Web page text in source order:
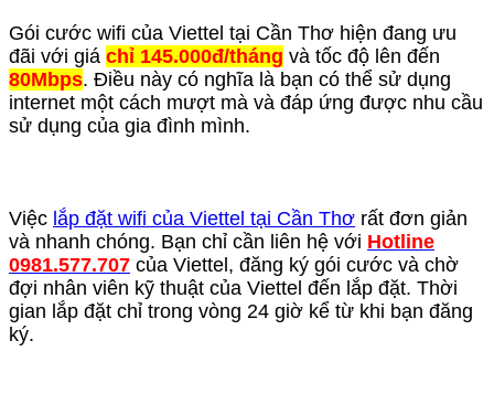
Gói cước wifi của Viettel tại Cần Thơ hiện đang ưu
đãi với giá chỉ 145.000đ/tháng và tốc độ lên đến
80Mbps. Điều này có nghĩa là bạn có thể sử dụng
internet một cách mượt mà và đáp ứng được nhu cầu
sử dụng của gia đình mình.
Việc lắp đặt wifi của Viettel tại Cần Thơ rất đơn giản
và nhanh chóng. Bạn chỉ cần liên hệ với Hotline
0981.577.707 của Viettel, đăng ký gói cước và chờ
đợi nhân viên kỹ thuật của Viettel đến lắp đặt. Thời
gian lắp đặt chỉ trong vòng 24 giờ kể từ khi bạn đăng
ký.